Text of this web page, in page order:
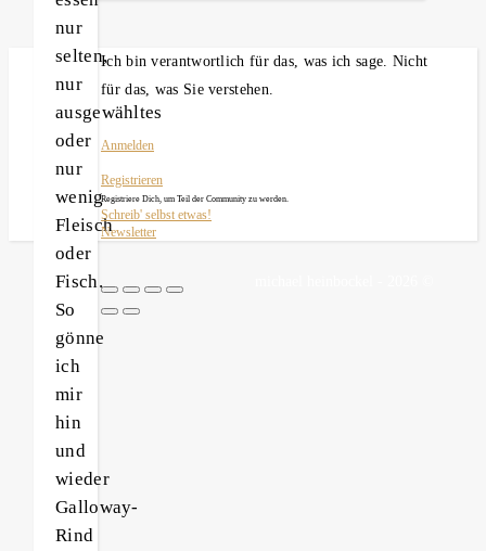
nur
selten,
nur
ausgewähltes
oder
nur
wenig
Fleisch
oder
Fisch.
So
gönne
ich
mir
hin
und
wieder
Galloway-
Rind
Ich bin verantwortlich für das, was ich sage. Nicht
für das, was Sie verstehen.
Anmelden
Registrieren
Registriere Dich, um Teil der Community zu werden.
Schreib' selbst etwas!
Newsletter